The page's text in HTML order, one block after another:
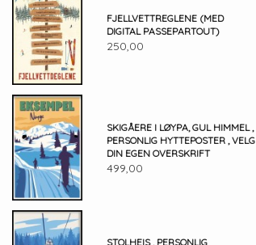
FJELLVETTREGLENE (MED
DIGITAL PASSEPARTOUT)
250,00
SKIGÅERE I LØYPA, GUL HIMMEL ,
PERSONLIG HYTTEPOSTER , VELG
DIN EGEN OVERSKRIFT
499,00
STOLHEIS , PERSONLIG